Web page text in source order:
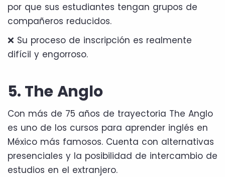
por que sus estudiantes tengan grupos de
compañeros reducidos.
❌ Su proceso de inscripción es realmente
difícil y engorroso.
5. The Anglo
Con más de 75 años de trayectoria The Anglo
es uno de los cursos para aprender inglés en
México más famosos. Cuenta con alternativas
presenciales y la posibilidad de intercambio de
estudios en el extranjero.